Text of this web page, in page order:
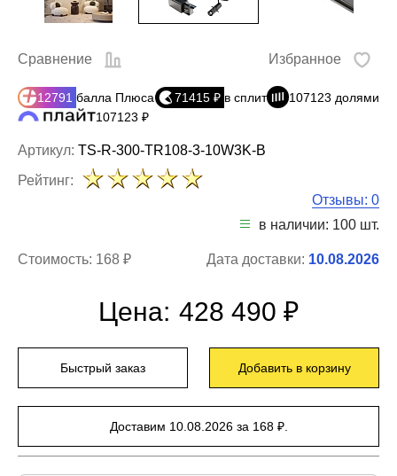
Артикул: TS-R-300-TR108-3-10W3K-B
Сравнение Избранное
12791 балла Плюса 71415 ₽ в сплит
107123 долями
107123 ₽
Рейтинг:
Отзывы: 0
в наличии: 100 шт.
Стоимость: 168 ₽ Дата доставки: 10.08.2026
Цена: 428 490 ₽
Быстрый заказ Добавить в корзину
Доставим 10.08.2026 за 168 ₽.